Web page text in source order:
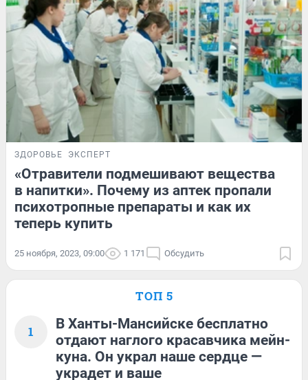
ЗДОРОВЬЕ ЭКСПЕРТ
«Отравители подмешивают вещества
в напитки». Почему из аптек пропали
психотропные препараты и как их
теперь купить
25 ноября, 2023, 09:00 1 171 Обсудить
ТОП 5
1
В Ханты-Мансийске бесплатно
отдают наглого красавчика мейн-
куна. Он украл наше сердце —
украдет и ваше